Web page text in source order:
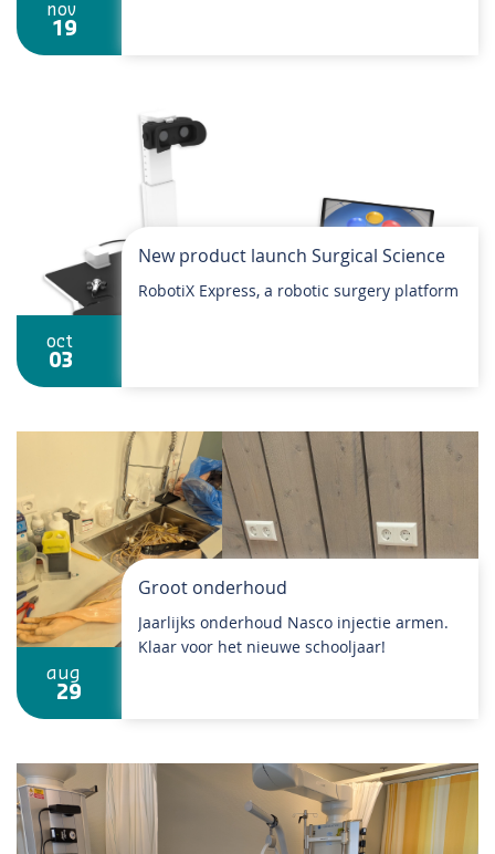
nov
19
oct
03
New product launch Surgical Science
RobotiX Express, a robotic surgery platform
aug
29
Groot onderhoud
Jaarlijks onderhoud Nasco injectie armen.
Klaar voor het nieuwe schooljaar!